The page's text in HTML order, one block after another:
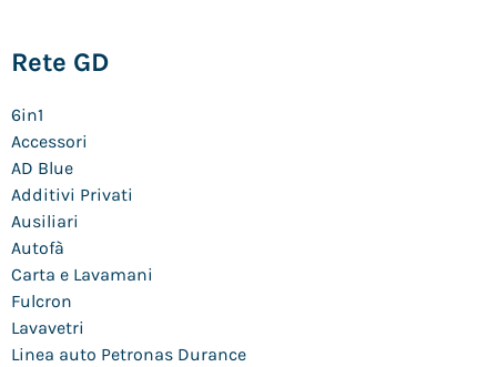
Rete GD
6in1
Accessori
AD Blue
Additivi Privati
Ausiliari
Autofà
Carta e Lavamani
Fulcron
Lavavetri
Linea auto Petronas Durance